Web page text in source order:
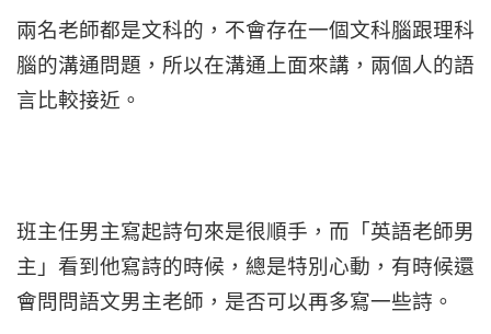
兩名老師都是文科的，不會存在一個文科腦跟理科
腦的溝通問題，所以在溝通上面來講，兩個人的語
言比較接近。
班主任男主寫起詩句來是很順手，而「英語老師男
主」看到他寫詩的時候，總是特別心動，有時候還
會問問語文男主老師，是否可以再多寫一些詩。